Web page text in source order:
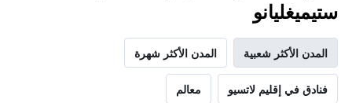
ستيميغليانو
المدن الأكثر شعبية المدن الأكثر شهرة
فنادق في إقليم لاتسيو معالم